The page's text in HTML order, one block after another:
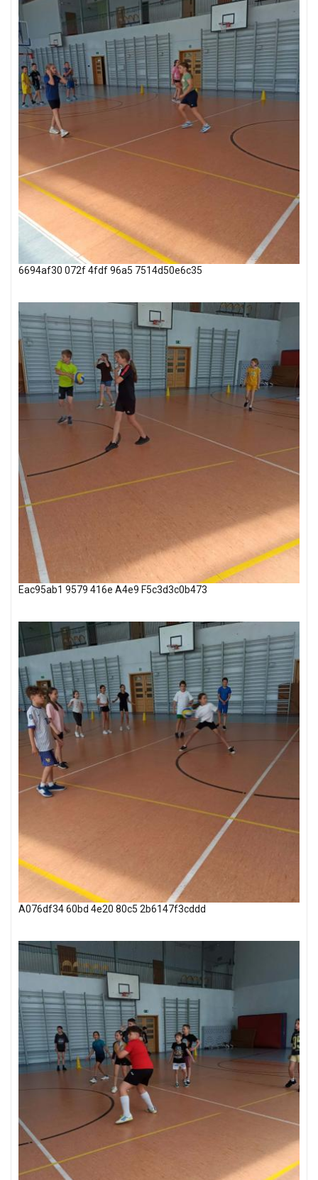
6694af30 072f 4fdf 96a5 7514d50e6c35
Eac95ab1 9579 416e A4e9 F5c3d3c0b473
A076df34 60bd 4e20 80c5 2b6147f3cddd